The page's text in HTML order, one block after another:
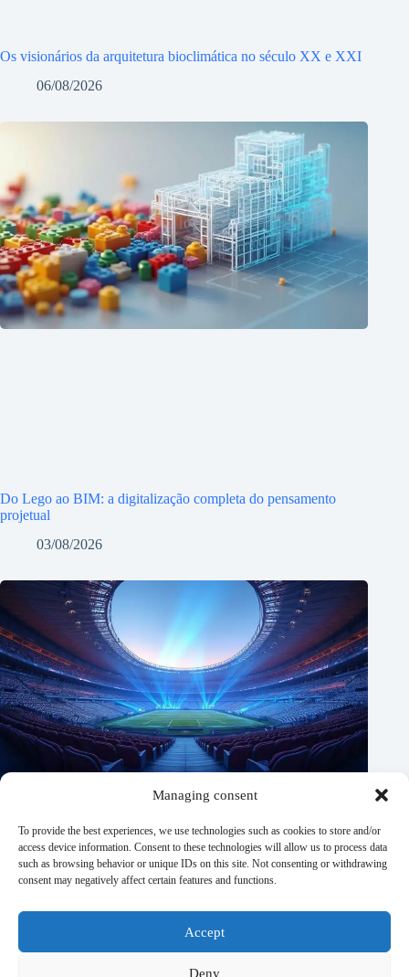
Managing consent
To provide the best experiences, we use technologies such as cookies to store and/or
access device information. Consent to these technologies will allow us to process data
such as browsing behavior or unique IDs on this site. Not consenting or withdrawing
consent may negatively affect certain features and functions.
Accept
Deny
Os visionários da arquitetura bioclimática no século XX e XXI
06/08/2026
Do Lego ao BIM: a digitalização completa do pensamento
projetual
03/08/2026
Stadium acoustic engineers: when crowd roar becomes science.